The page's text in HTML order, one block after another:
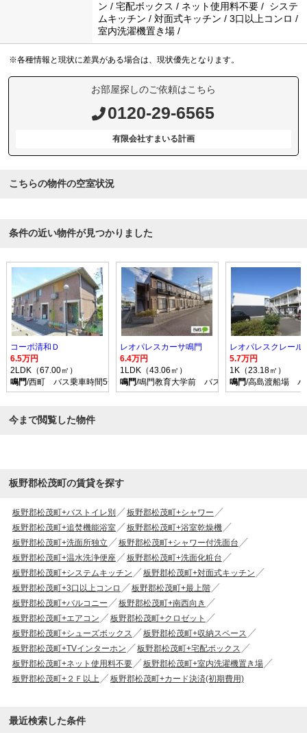
ン / 宅配ボックス / ネット使用料不要 / システ
ムキッチン / 対面式キッチン / 3口以上コンロ /
室内洗濯機置き場 /
※各種情報と現状に差異がある場合は、現状優先となります。
お部屋探しのご依頼はこちら
0120-29-6565
有限会社すまいる計画
こちらの物件の空室状況
条件の近い物件が見つかりました
コーポ清和Ｄ
6.5万円
2LDK（67.00㎡）
鳴門/西町 バス乗車時間5分 停歩1分
レオパレスカーサ鳴門
6.4万円
1LDK（43.06㎡）
鳴門/鳴門教育大学前 バス乗車時間10分 停歩3
レオパレスクレール
5.7万円
1K（23.18㎡）
鳴門/高島渡船場
今まで閲覧した物件
板野郡松茂町の賃貸を探す
板野郡松茂町+バストイレ別
板野郡松茂町+シャワー
板野郡松茂町+追焚機能浴室
板野郡松茂町+浴室乾燥機
板野郡松茂町+洗面所独立
板野郡松茂町+シャワー付洗面台
板野郡松茂町+温水洗浄便座
板野郡松茂町+洗面化粧台
板野郡松茂町+システムキッチン
板野郡松茂町+対面式キッチン
板野郡松茂町+3口以上コンロ
板野郡松茂町+最上階
板野郡松茂町+バルコニー
板野郡松茂町+南西向き
板野郡松茂町+エアコン
板野郡松茂町+クロゼット
板野郡松茂町+シューズボックス
板野郡松茂町+収納スペース
板野郡松茂町+TVインターホン
板野郡松茂町+宅配ボックス
板野郡松茂町+ネット使用料不要
板野郡松茂町+室内洗濯機置き場
板野郡松茂町+２Ｆ以上
板野郡松茂町+カード決済(初期費用)
最近検索した条件